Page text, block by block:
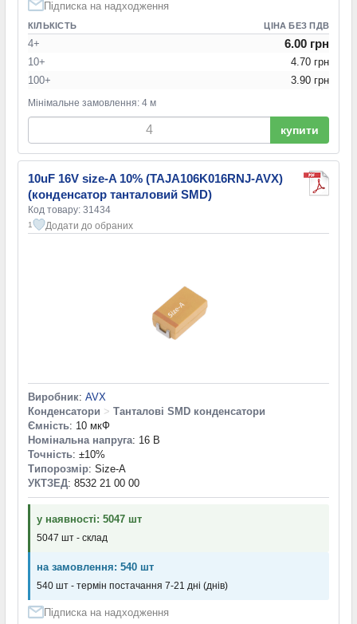
Підписка на надходження
КІЛЬКІСТЬ ЦІНА БЕЗ ПДВ
4+ 6.00 грн
10+
4.70 грн
100+
3.90 грн
Мінімальне замовлення: 4 м
купити
10uF 16V size-A 10% (TAJA106K016RNJ-AVX)
(конденсатор танталовий SMD)
Код товару: 31434
1 Додати до обраних
Виробник: AVX
Конденсатори > Танталові SMD конденсатори
Ємність: 10 мкФ
Номінальна напруга: 16 В
Точність: ±10%
Типорозмір: Size-A
УКТЗЕД: 8532 21 00 00
у наявності: 5047 шт
5047 шт - склад
на замовлення: 540 шт
540 шт - термін постачання 7-21 дні (днів)
Підписка на надходження